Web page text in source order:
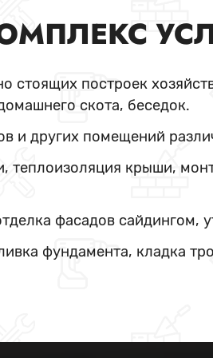
стоящих построек
скота, беседок.
и других помещений
теплоизоляция крыши,
фасадов сайдингом,
фундамента, кладка